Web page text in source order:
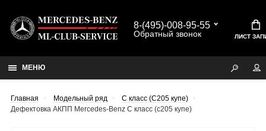
8-(495)-008-95-55
Обратный звонок ЛИСТ
МЕНЮ
Главная Модельный ряд
C класс (C205 купе)
Дефектовка АКПП Mercedes-Benz C класс (c205 купе)